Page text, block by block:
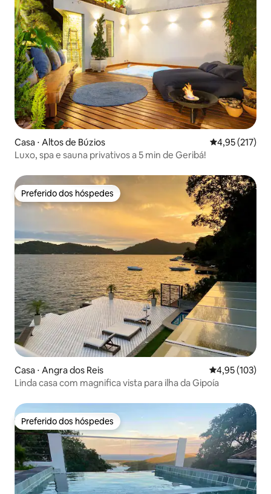
Casa ⋅ Altos de Búzios 4,95 de uma
4,95 (217)
Luxo, spa e sauna privativos a 5 min de Geribá!
Preferido dos hóspedes
Preferido dos hóspedes
Casa ⋅ Angra dos Reis 4,95 de uma
4,95 (103)
Linda casa com magnifica vista para ilha da Gipoía
Preferido dos hóspedes
Preferido dos hóspedes